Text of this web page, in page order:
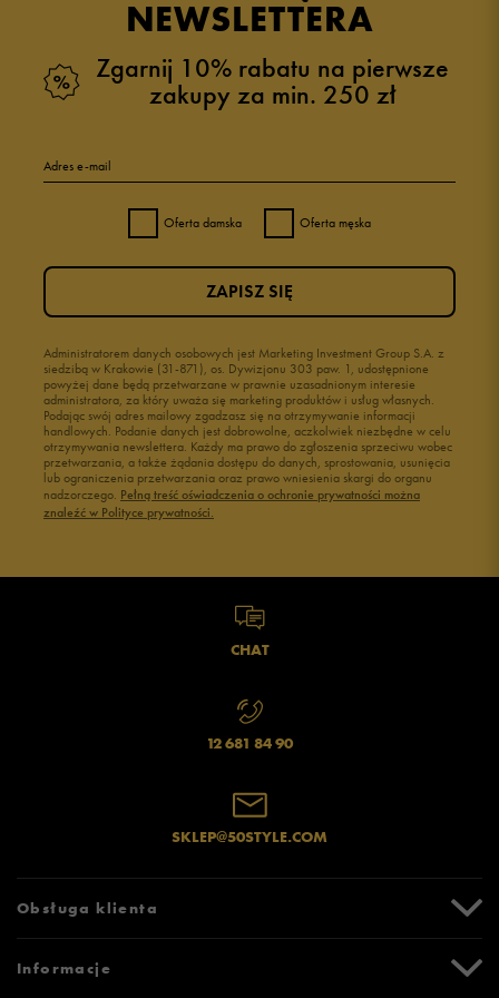
NEWSLETTERA
Zgarnij 10% rabatu na pierwsze
zakupy za min. 250 zł
Adres e-mail
Oferta damska Oferta męska
Administratorem danych osobowych jest Marketing Investment Group S.A. z
siedzibą w Krakowie (31-871), os. Dywizjonu 303 paw. 1, udostępnione
powyżej dane będą przetwarzane w prawnie uzasadnionym interesie
administratora, za który uważa się marketing produktów i usług własnych.
Podając swój adres mailowy zgadzasz się na otrzymywanie informacji
handlowych. Podanie danych jest dobrowolne, aczkolwiek niezbędne w celu
otrzymywania newslettera. Każdy ma prawo do zgłoszenia sprzeciwu wobec
przetwarzania, a także żądania dostępu do danych, sprostowania, usunięcia
lub ograniczenia przetwarzania oraz prawo wniesienia skargi do organu
nadzorczego. Pełną treść oświadczenia o ochronie prywatności można
znaleźć w Polityce prywatności.
ZAPISZ SIĘ
CHAT
12 681 84 90
SKLEP@50STYLE.COM
Obsługa klienta
Zwroty i reklamacje
Informacje